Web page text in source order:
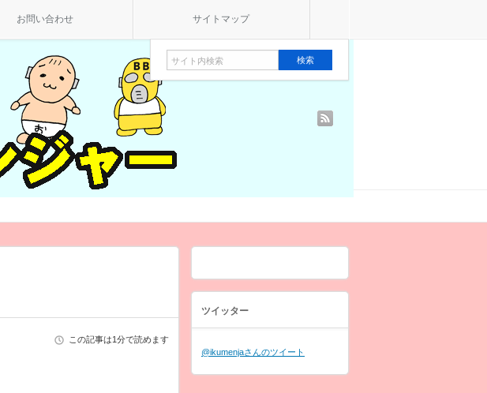
お問い合わせ サイトマップ
この記事は1分で読めます
ツイッター
@ikumenjaさんのツイート